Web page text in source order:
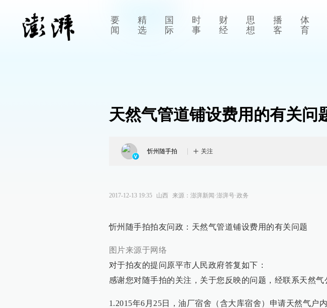
要
闻
精
选
国
际
时
事
财
经
思
想
播
客
体
育
天然气管道铺设费用的有关问
忻州随手拍 关注
2017-12-13 19:35 山西 来源： 澎湃新闻·澎湃号·政务
忻州随手拍拍友问政：天然气管道铺设费用的有关问题
图片来源于网络
对于拍友的提问原平市人民政府答复如下：
感谢您对随手拍的关注，关于您反映的问题，经联系天然气
1.2015年6月25日，油厂宿舍（含大库宿舍）申请天然气户内